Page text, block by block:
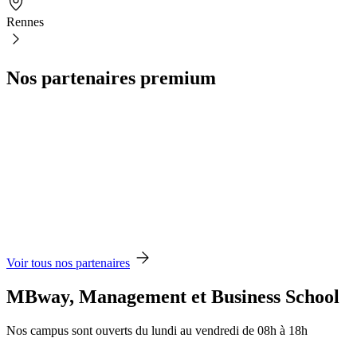
Rennes
Nos partenaires premium
Voir tous nos partenaires
MBway, Management et Business School
Nos campus sont ouverts du lundi au vendredi de 08h à 18h